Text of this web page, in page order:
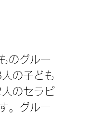
のグルー
の子ども
のセラピ
。グルー